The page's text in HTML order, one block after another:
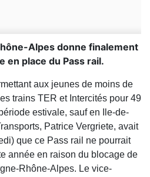
Alpes donne finalement
en place du Pass rail.
aux jeunes de moins de
trains TER et Intercités pour 49
estivale, sauf en Ile-de-
Patrice Vergriete, avait
que ce Pass rail ne pourrait
année en raison du blocage de
Rhône-Alpes. Le vice-